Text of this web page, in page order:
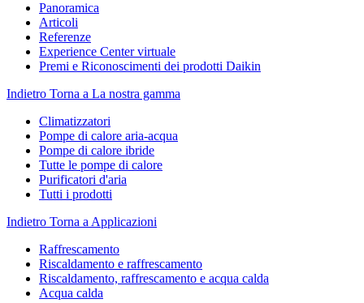
Panoramica
Articoli
Referenze
Experience Center virtuale
Premi e Riconoscimenti dei prodotti Daikin
Indietro Torna a La nostra gamma
Climatizzatori
Pompe di calore aria-acqua
Pompe di calore ibride
Tutte le pompe di calore
Purificatori d'aria
Tutti i prodotti
Indietro Torna a Applicazioni
Raffrescamento
Riscaldamento e raffrescamento
Riscaldamento, raffrescamento e acqua calda
Acqua calda